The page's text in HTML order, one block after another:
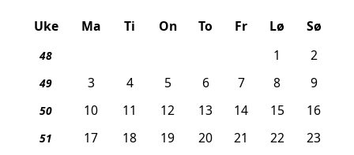
Uke Ma Ti On To Fr Lø Sø
48 1 2
49 3 4 5 6 7 8 9
50 10 11 12 13 14 15 16
51 17 18 19 20 21 22 23